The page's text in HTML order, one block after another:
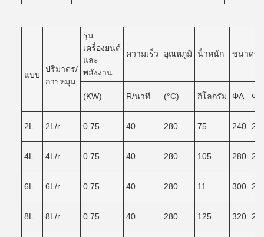
แบบ
ปริมาตร/
การหมุน
รุ่น
เครื่องยนต์
และ
พลังงาน
ความเร็ว อุณหภูมิ น้ําหนัก ขนาดข
(KW) R/นาที (°C) กิโลกรัม ΦA ΦB
2L 2L/r 0.75 40 280 75 240
4L 4L/r 0.75 40 280 105 280
6L 6L/r 0.75 40 280 11 300
8L 8L/r 0.75 40 280 125 320